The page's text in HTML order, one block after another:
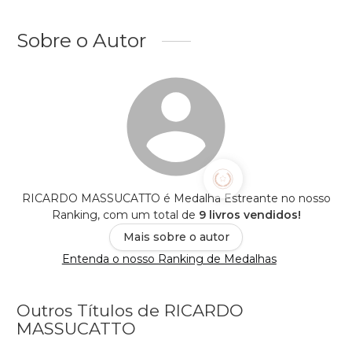
Sobre o Autor
RICARDO MASSUCATTO é Medalha Estreante no nosso
Ranking, com um total de 9 livros vendidos!
Mais sobre o autor
Entenda o nosso Ranking de Medalhas
Outros Títulos de RICARDO
MASSUCATTO